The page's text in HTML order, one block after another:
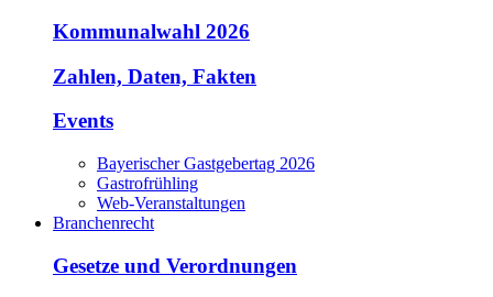
Kommunalwahl 2026
Zahlen, Daten, Fakten
Events
Bayerischer Gastgebertag 2026
Gastrofrühling
Web-Veranstaltungen
Branchenrecht
Gesetze und Verordnungen